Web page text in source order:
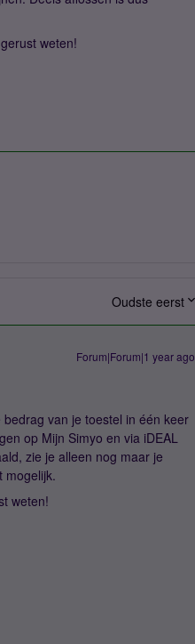
weten!
Oudste eerst
Forum|Forum|1 year ago
van je toestel in één keer
op Mijn Simyo en via iDEAL
zie je alleen nog maar je
mogelijk.
weten!